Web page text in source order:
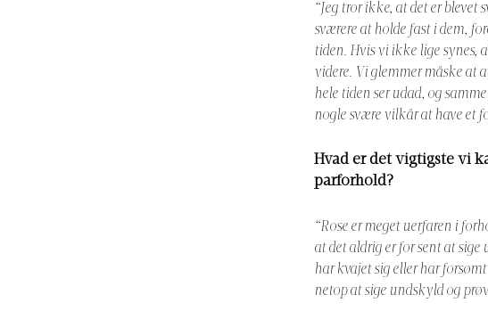
“Jeg tror ikke, at det er
sværere at holde fast i dem,
tiden. Hvis vi ikke lige synes,
videre. Vi glemmer måske at
hele tiden ser udad, og
nogle svære vilkår at have et
Hvad er det vigtigste vi
parforhold?
“Rose er meget uerfaren i
at det aldrig er for sent at sige
har kvajet sig eller har
netop at sige undskyld og